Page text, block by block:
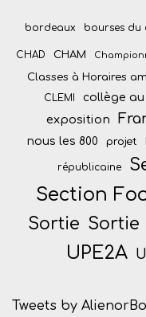
bordeaux bourses du
CHAD CHAM
Classes à Horaires
CLEMI collège au
exposition
nous les 800 projet
républicaine
Section
Sortie Sortie
UPE2A
Tweets by